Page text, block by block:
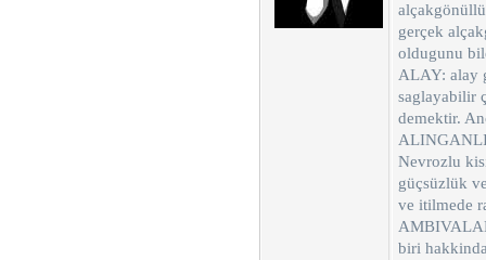
gerçek
oldugunu
ALAY: alay
saglayabilir
demektir.
Nevrozlu
güçsüzlük
ve itilmede
biri